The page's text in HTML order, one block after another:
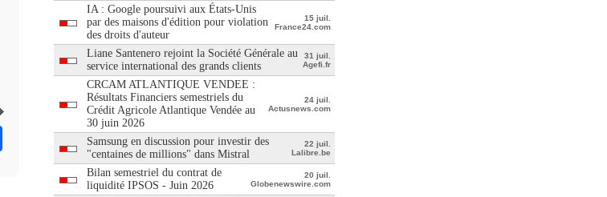
IA : Google poursuivi aux États-Unis
par des maisons d'édition pour violation
des droits d'auteur
15 juil.
France24.com
Liane Santenero rejoint la Société Générale au
service international des grands clients
31 juil.
Agefi.fr
CRCAM ATLANTIQUE VENDEE :
Résultats Financiers semestriels du
Crédit Agricole Atlantique Vendée au
30 juin 2026
24 juil.
Actusnews.com
Samsung en discussion pour investir des
"centaines de millions" dans Mistral
22 juil.
Lalibre.be
Bilan semestriel du contrat de
liquidité IPSOS - Juin 2026
20 juil.
Globenewswire.com